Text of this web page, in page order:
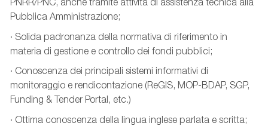
PNRR/PNC, anche tramite attività di assistenza tecnica alla
Pubblica Amministrazione;
· Solida padronanza della normativa di riferimento in
materia di gestione e controllo dei fondi pubblici;
· Conoscenza dei principali sistemi informativi di
monitoraggio e rendicontazione (ReGIS, MOP-BDAP, SGP,
Funding & Tender Portal, etc.)
· Ottima conoscenza della lingua inglese parlata e scritta;